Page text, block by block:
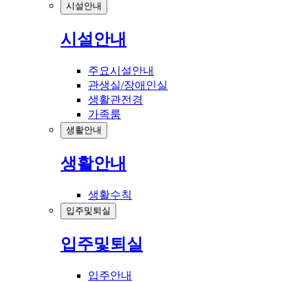
시설안내
시설안내
주요시설안내
관생실/장애인실
생활관전경
가족룸
생활안내
생활안내
생활수칙
입주및퇴실
입주및퇴실
입주안내